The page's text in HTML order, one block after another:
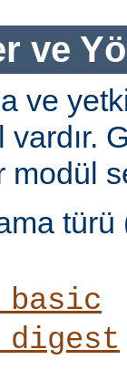
ve
ve
modül